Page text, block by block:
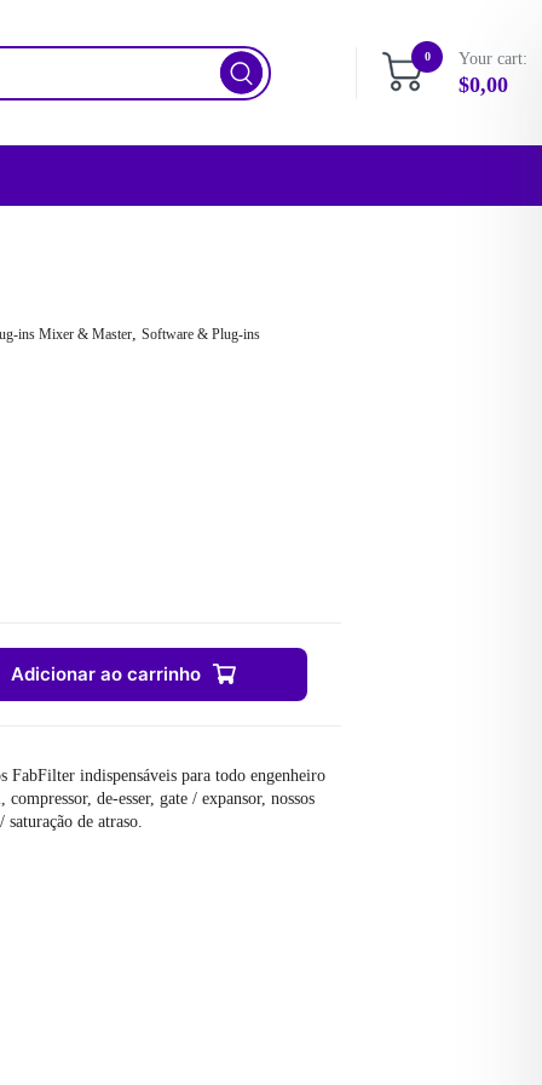
0 Your cart:
$0,00
ins Mixer & Master, Software & Plug-ins
Adicionar ao carrinho
indispensáveis ​​para todo engenheiro
de-esser, gate / expansor, nossos
de atraso.